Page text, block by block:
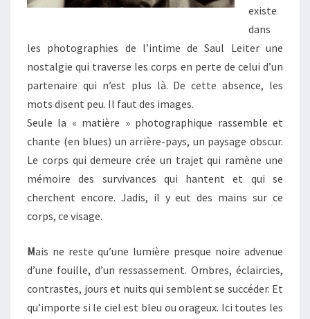
existe
dans
les photographies de l’intime de Saul Leiter une
nostalgie qui traverse les corps en perte de celui d’un
partenaire qui n’est plus là. De cette absence, les
mots disent peu. Il faut des images.
Seule la « matière » photographique rassemble et
chante (en blues) un arrière-pays, un paysage obscur.
Le corps qui demeure crée un trajet qui ramène une
mémoire des survivances qui hantent et qui se
cherchent encore. Jadis, il y eut des mains sur ce
corps, ce visage.
Mais ne reste qu’une lumière presque noire advenue
d’une fouille, d’un ressassement. Ombres, éclaircies,
contrastes, jours et nuits qui semblent se succéder. Et
qu’importe si le ciel est bleu ou orageux. Ici toutes les